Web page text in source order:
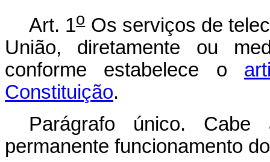
Art. 1oOs serviços de
União, diretamente ou
conforme estabelece o
Constituição.
Parágrafo único.
permanente funcionamento